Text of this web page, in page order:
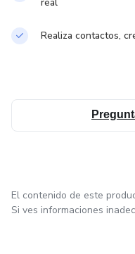
Realiza contactos,
El contenido de este
Si ves informaciones